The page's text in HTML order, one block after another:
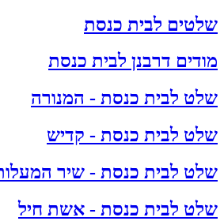
שלטים לבית כנסת
מודים דרבנן לבית כנסת
שלט לבית כנסת - המנורה
שלט לבית כנסת - קדיש
שלט לבית כנסת - שיר
שלט לבית כנסת - אשת חיל